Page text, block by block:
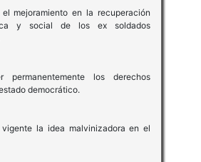
mejoramiento en la recuperación
y social de los ex soldados
los derechos
democrático.
la idea malvinizadora en el